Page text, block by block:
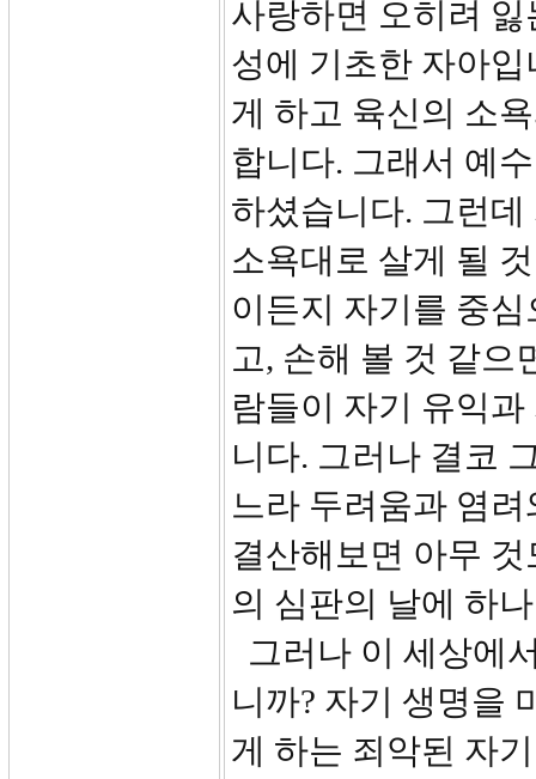
사랑하면 오히려
성에 기초한 자아
게 하고 육신의 소
합니다. 그래서 예
하셨습니다. 그런
소욕대로 살게 될
이든지 자기를 중
고, 손해 볼 것 같으
람들이 자기 유익
니다. 그러나 결코
느라 두려움과 염
결산해보면 아무
의 심판의 날에 하
그러나 이 세상에
니까? 자기 생명을
게 하는 죄악된 자